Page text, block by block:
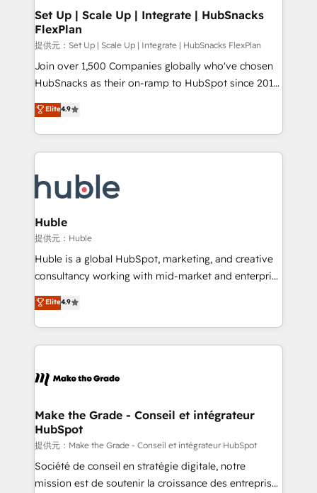
Award 🏆2020 Elite Solutions Partner 🏆2019
Integrations HubSpot Impact Award 🏆2019
Marketing Enablement HubSpot Impact Award 🏆
2018 Website Design HubSpot Impact Award 🏆2017
Website Design HubSpot Impact Award 🏆2016
Sales Enablement HubSpot Impact Award 🏆2015
Growth-Driven Design Agency of the Year 🏆2015
COS Design Award 🏆2013 HubSpot Marketplace
Provider of the Year 🏆2011 Became a HubSpot
Partner 📆Founded in 1997
Set Up | Scale Up | Integrate | HubSnacks
FlexPlan
提供元：Set Up | Scale Up | Integrate | HubSnacks FlexPlan
Join over 1,500 Companies globally who've chosen
HubSnacks as their on-ramp to HubSpot since 2014
Simple pay-as-you-go plans that accelerate value...
1️⃣ Set Up | Onboarding New or Check-fixing existing
HubSpot portals 2️⃣ Scale Up | 100% HubSpot Task
Execution... Global 24/7 ... All Experts 3️⃣ Integrate |
Slash months from your API Integration project... ⬅️
Click "Contact Business" ⬅️ to access 150+ Kickstart
Integration templates that put HubSpot in the center
of your tech stack, syncing... 🛍️ Shopify or
WooCommerce 💲 Stripe or Paypal 💰 Sage or
Netsuite 🤖 Google or Microsoft ✍️ DocuSign or
the rare Advanced "Custom Integrations"
Accreditation, securely sync data across... 🔄 any
new HubSpot portal with Advanced Website and
CRM Migrations using our in-house "HubScrub" Tool.
Elite4.9
Huble
提供元：Huble
Huble is a global HubSpot, marketing, and creative
consultancy working with mid-market and enterprise
businesses. We go beyond implementation, shaping
the strategy, processes, and teams that turn
HubSpot into a genuine growth engine. Named
HubSpot's Global Partner of the Year in 2024,
worldwide, and with over 15 years in the ecosystem,
One company, one operating model, delivering
across offices and consulting teams in the UK, USA,
Canada, Germany, France, Belgium, Singapore, and
South Africa. Certified compliant with ISO/IEC
27001:2022 and ISO 9001:2015 across all seven
Elite4.9
Make the Grade - Conseil et intégrateur
HubSpot
提供元：Make the Grade - Conseil et intégrateur HubSpot
Société de conseil en stratégie digitale, notre
mission est de soutenir la croissance des entreprises